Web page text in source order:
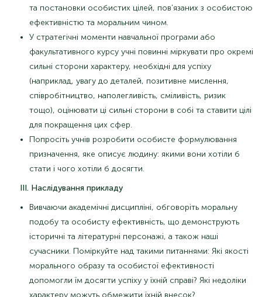
та постановки особистих цілей, пов'язаних з особистою
ефективністю та моральним чином.
У стратегічні моменти навчальної програми або
факультативного курсу учні повинні міркувати про окремі
сильні сторони характеру, необхідні для успіху
(наприклад, увагу до деталей, позитивне мислення,
співробітництво, наполегливість, сміливість, ризик
тощо), оцінювати ці сильні сторони в собі та ставити цілі
для покращення цих сфер.
Попросіть учнів розробити особисте формулювання
призначення, яке описує людину: якими вони хотіли б
стати і чого хотіли б досягти.
ІІІ. Наслідування прикладу
Вивчаючи академічні дисципліні, обговоріть моральну
подобу та особисту ефективність, що демонструють
історичні та літературні персонажі, а також наші
сучасники. Поміркуйте над такими питаннями: Які якості
морального образу та особистої ефективності
допомогли їм досягти успіху у їхній справі? Які недоліки
характеру можуть обмежити їхній внесок?